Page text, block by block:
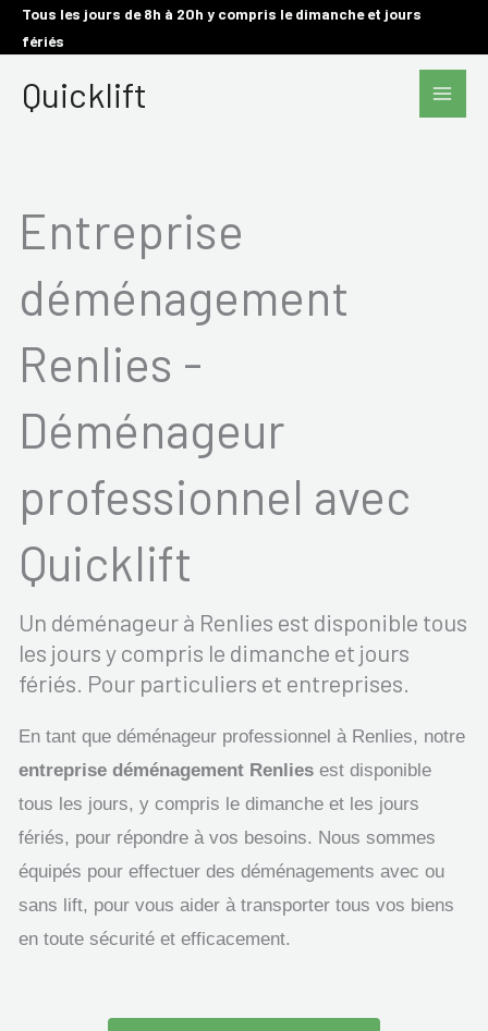
AllerTous les jours de 8h à 20h y compris le dimanche et jours
fériés
Quicklift
Main
Entreprise
déménagement
Renlies -
Déménageur
professionnel avec
Quicklift
Un déménageur à Renlies est disponible tous
les jours y compris le dimanche et jours
fériés. Pour particuliers et entreprises.
En tant que déménageur professionnel à Renlies, notre
entreprise déménagement Renlies est disponible
tous les jours, y compris le dimanche et les jours
fériés, pour répondre à vos besoins. Nous sommes
équipés pour effectuer des déménagements avec ou
sans lift, pour vous aider à transporter tous vos biens
en toute sécurité et efficacement.